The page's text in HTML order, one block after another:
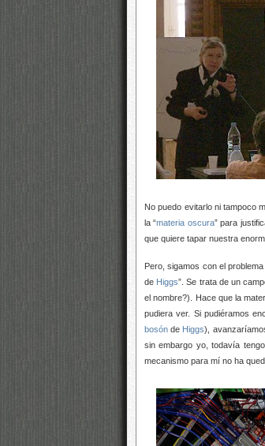
No puedo evitarlo ni tampoco
la “materia oscura” para
que quiere tapar nuestra
Pero, sigamos con el
de Higgs”. Se trata de un
el nombre?). Hace que la
pudiera ver. Si pudiéramos
bosón de Higgs),
sin embargo yo, todavía
mecanismo para mí no ha